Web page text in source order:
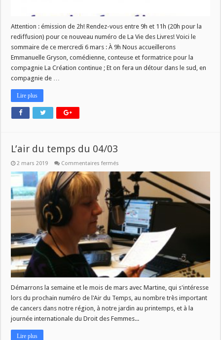
Attention : émission de 2h! Rendez-vous entre 9h et 11h (20h pour la
rediffusion) pour ce nouveau numéro de La Vie des Livres! Voici le
sommaire de ce mercredi 6 mars : À 9h Nous accueillerons
Emmanuelle Gryson, comédienne, conteuse et formatrice pour la
compagnie La Création continue ; Et on fera un détour dans le sud, en
compagnie de …
Lire plus
L’air du temps du 04/03
2 mars 2019 Commentaires fermés
du
temps
du
04/03
Démarrons la semaine et le mois de mars avec Martine, qui s'intéresse
lors du prochain numéro de l'Air du Temps, au nombre très important
de cancers dans notre région, à notre jardin au printemps, et à la
journée internationale du Droit des Femmes...
Lire plus